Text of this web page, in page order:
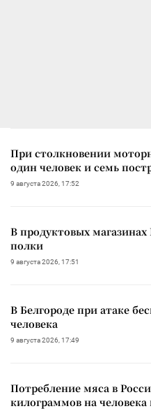
При столкновении
один человек и семь
9 августа 2026, 17:52
В продуктовых
полки
9 августа 2026, 17:51
В Белгороде при атаке
человека
9 августа 2026, 17:49
Потребление мяса в
килограммов на человека